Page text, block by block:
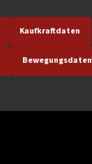
Kaufkraftdaten
Bewegungsdaten